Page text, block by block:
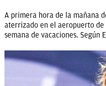
A primera hora de la mañana
aterrizado en el aeropuerto
semana de vacaciones. Según